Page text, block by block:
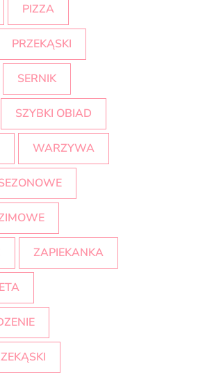
PIZZA
PRZEKĄSKI
SERNIK
SZYBKI OBIAD
WARZYWA
ZAPIEKANKA